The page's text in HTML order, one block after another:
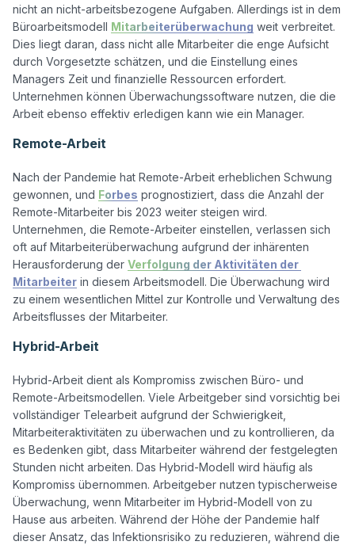
nicht an nicht-arbeitsbezogene Aufgaben. Allerdings ist in dem
Büroarbeitsmodell
Mitarbeiterüberwachung weit verbreitet.
Dies liegt daran, dass nicht alle Mitarbeiter die enge Aufsicht
durch Vorgesetzte schätzen, und die Einstellung eines
Managers Zeit und finanzielle Ressourcen erfordert.
Unternehmen können Überwachungssoftware nutzen, die die
Remote-Arbeit
Nach der Pandemie hat Remote-Arbeit erheblichen Schwung
gewonnen, und Forbes prognostiziert, dass die Anzahl der
Remote-Mitarbeiter bis 2023 weiter steigen wird.
Unternehmen, die Remote-Arbeiter einstellen, verlassen sich
oft auf Mitarbeiterüberwachung aufgrund der inhärenten
Herausforderung der Verfolgung der Aktivitäten der
Mitarbeiter in diesem Arbeitsmodell. Die Überwachung wird
zu einem wesentlichen Mittel zur Kontrolle und Verwaltung des
Hybrid-Arbeit
Hybrid-Arbeit dient als Kompromiss zwischen Büro- und
Remote-Arbeitsmodellen. Viele Arbeitgeber sind vorsichtig bei
vollständiger Telearbeit aufgrund der Schwierigkeit,
Mitarbeiteraktivitäten zu überwachen und zu kontrollieren, da
es Bedenken gibt, dass Mitarbeiter während der festgelegten
Stunden nicht arbeiten. Das Hybrid-Modell wird häufig als
Kompromiss übernommen. Arbeitgeber nutzen typischerweise
Überwachung, wenn Mitarbeiter im Hybrid-Modell von zu
Hause aus arbeiten. Während der Höhe der Pandemie half
dieser Ansatz, das Infektionsrisiko zu reduzieren, während die